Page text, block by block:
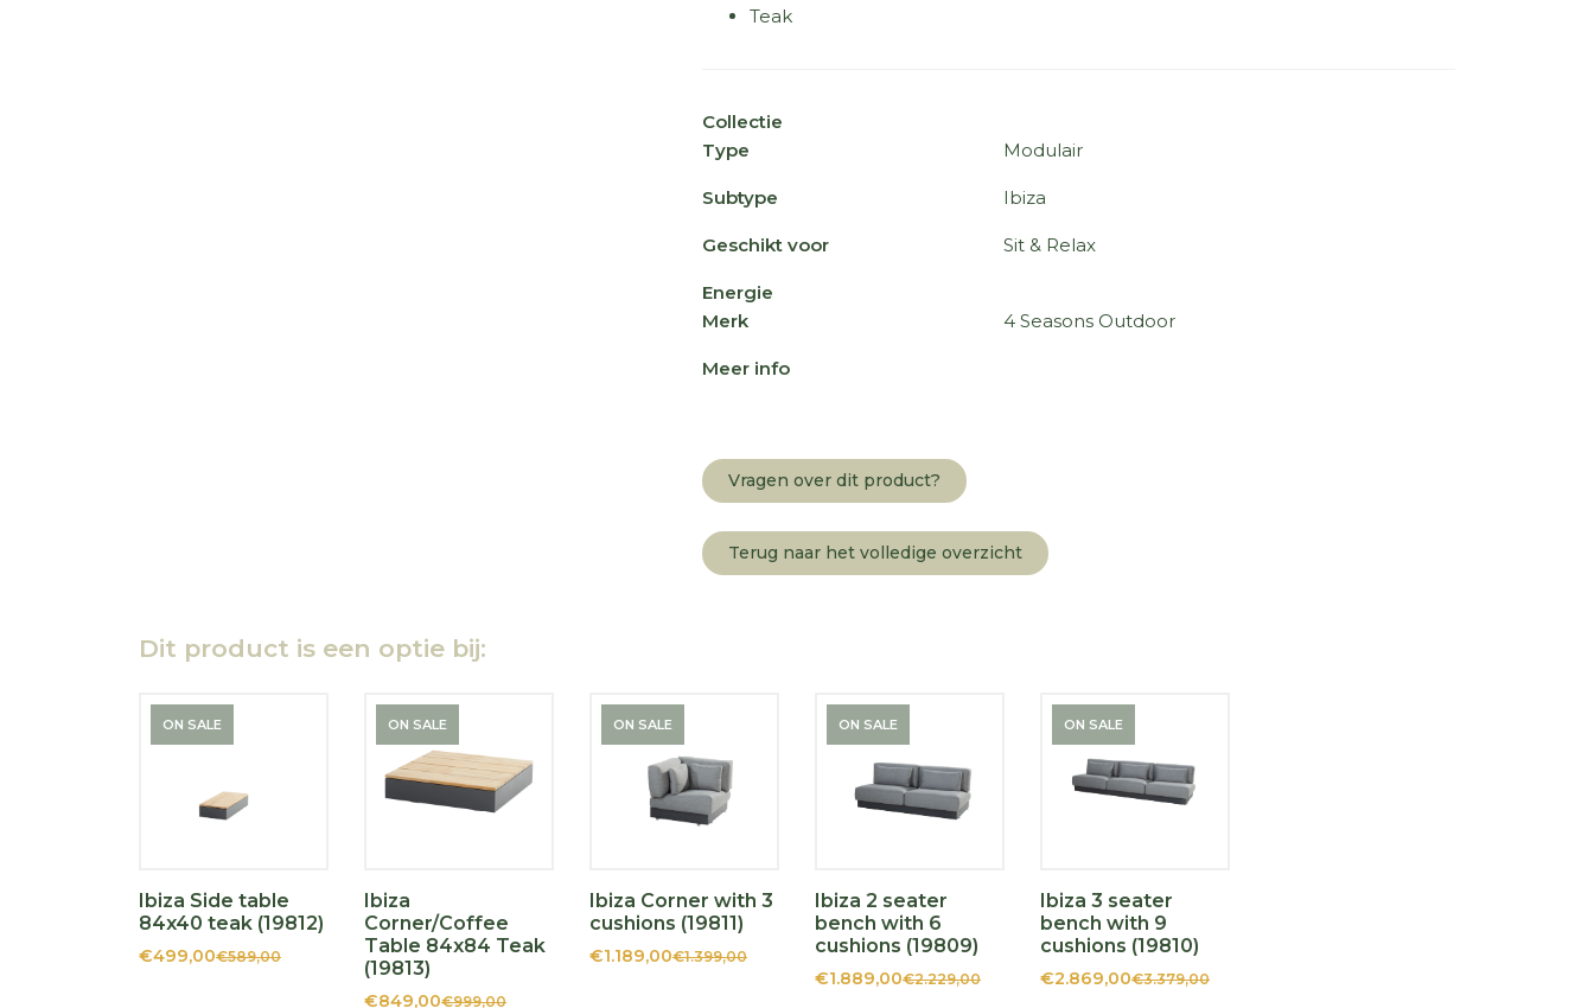
Teak
Collectie
Type
Modulair
Subtype Ibiza
Geschikt voor Sit & Relax
Energie
Merk
4 Seasons Outdoor
Meer info
Vragen over dit product?
Terug naar het volledige overzicht
Dit product is een optie bij:
ON SALE
Ibiza Side table
84x40 teak (19812)
€499,00€589,00
ON SALE
Ibiza
Corner/Coffee
Table 84x84 Teak
(19813)
€849,00€999,00
ON SALE
Ibiza Corner with 3
cushions (19811)
€1.189,00€1.399,00
ON SALE
Ibiza 2 seater
bench with 6
cushions (19809)
€1.889,00€2.229,00
ON SALE
Ibiza 3 seater
bench with 9
cushions (19810)
€2.869,00€3.379,00